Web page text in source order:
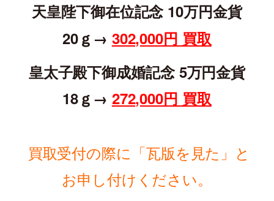
天皇陛下御在位記念 10万円金貨
20ｇ→ 302,000円 買取
皇太子殿下御成婚記念 5万円金貨
18ｇ→ 272,000円 買取
買取受付の際に「瓦版を見た」と
お申し付けください。